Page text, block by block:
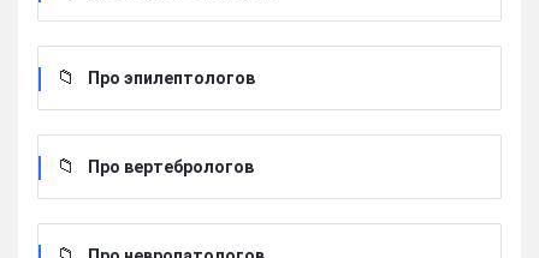
Про эпилептологов
Про вертебрологов